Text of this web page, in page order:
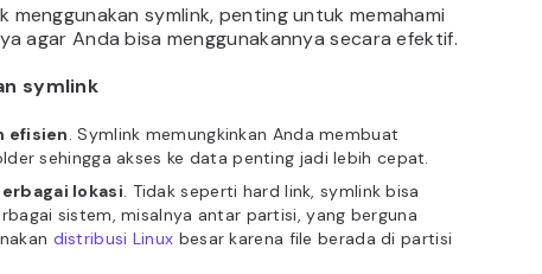
menggunakan symlink, penting untuk memahami
agar Anda bisa menggunakannya secara efektif.
symlink
efisien. Symlink memungkinkan Anda membuat
sehingga akses ke data penting jadi lebih cepat.
lokasi. Tidak seperti hard link, symlink bisa
sistem, misalnya antar partisi, yang berguna
distribusi Linux besar karena file berada di partisi